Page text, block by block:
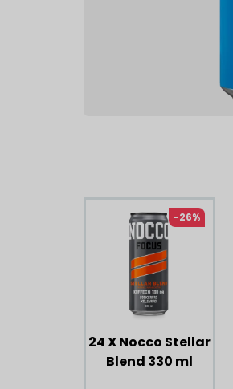
24 X Nocco Stellar
Blend 330 ml
-26%